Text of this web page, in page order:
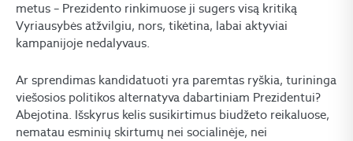
metus – Prezidento rinkimuose ji sugers visą kritiką
Vyriausybės atžvilgiu, nors, tikėtina, labai aktyviai
kampanijoje nedalyvaus.
Ar sprendimas kandidatuoti yra paremtas ryškia, turininga
viešosios politikos alternatyva dabartiniam Prezidentui?
Abejotina. Išskyrus kelis susikirtimus biudžeto reikaluose,
nematau esminių skirtumų nei socialinėje, nei